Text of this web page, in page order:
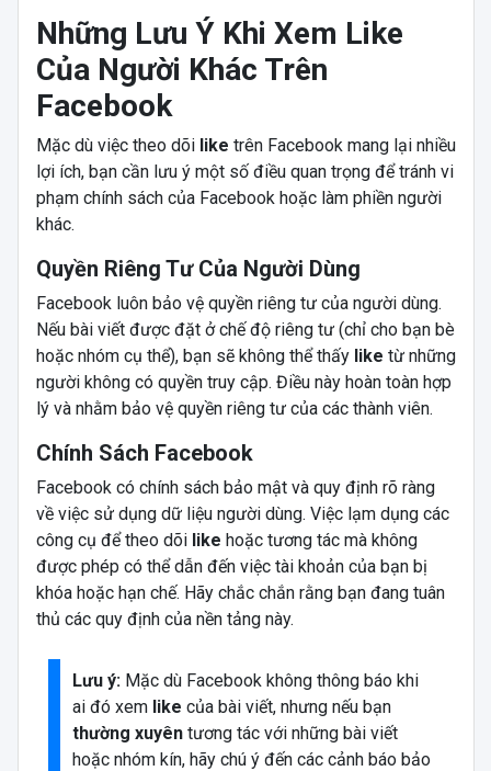
Những Lưu Ý Khi Xem Like
Của Người Khác Trên
Facebook
Mặc dù việc theo dõi like trên Facebook mang lại nhiều
lợi ích, bạn cần lưu ý một số điều quan trọng để tránh vi
phạm chính sách của Facebook hoặc làm phiền người
khác.
Quyền Riêng Tư Của Người Dùng
Facebook luôn bảo vệ quyền riêng tư của người dùng.
Nếu bài viết được đặt ở chế độ riêng tư (chỉ cho bạn bè
hoặc nhóm cụ thể), bạn sẽ không thể thấy like từ những
người không có quyền truy cập. Điều này hoàn toàn hợp
lý và nhằm bảo vệ quyền riêng tư của các thành viên.
Chính Sách Facebook
Facebook có chính sách bảo mật và quy định rõ ràng
về việc sử dụng dữ liệu người dùng. Việc lạm dụng các
công cụ để theo dõi like hoặc tương tác mà không
được phép có thể dẫn đến việc tài khoản của bạn bị
khóa hoặc hạn chế. Hãy chắc chắn rằng bạn đang tuân
thủ các quy định của nền tảng này.
Lưu ý: Mặc dù Facebook không thông báo khi
ai đó xem like của bài viết, nhưng nếu bạn
thường xuyên tương tác với những bài viết
hoặc nhóm kín, hãy chú ý đến các cảnh báo bảo